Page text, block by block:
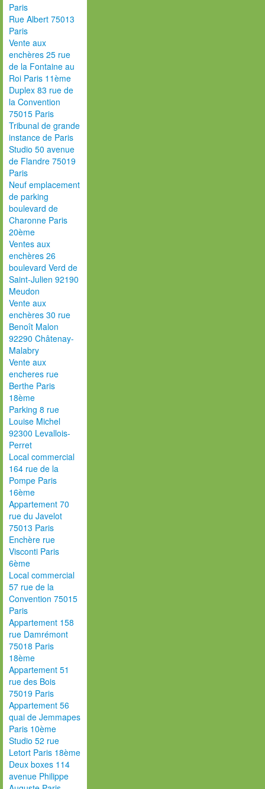
Paris
Rue Albert 75013
Paris
Vente aux
enchères 25 rue
de la Fontaine au
Roi Paris 11ème
Duplex 83 rue de
la Convention
75015 Paris
Tribunal de grande
instance de Paris
Studio 50 avenue
de Flandre 75019
Paris
Neuf emplacement
de parking
boulevard de
Charonne Paris
20ème
Ventes aux
enchères 26
boulevard Verd de
Saint-Julien 92190
Meudon
Vente aux
enchères 30 rue
Benoît Malon
92290 Châtenay-
Malabry
Vente aux
encheres rue
Berthe Paris
18ème
Parking 8 rue
Louise Michel
92300 Levallois-
Perret
Local commercial
164 rue de la
Pompe Paris
16ème
Appartement 70
rue du Javelot
75013 Paris
Enchère rue
Visconti Paris
6ème
Local commercial
57 rue de la
Convention 75015
Paris
Appartement 158
rue Damrémont
75018 Paris
18ème
Appartement 51
rue des Bois
75019 Paris
Appartement 56
quai de Jemmapes
Paris 10ème
Studio 52 rue
Letort Paris 18ème
Deux boxes 114
avenue Philippe